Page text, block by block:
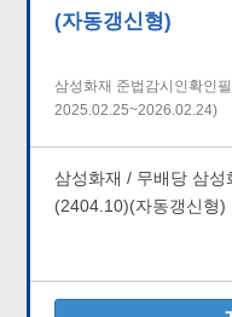
(자동갱신형)
삼성화재 준법감시인확인
2025.02.25~2026.02.24)
삼성화재 / 무배당 삼성
(2404.10)(자동갱신형)